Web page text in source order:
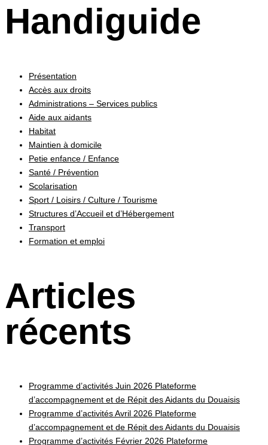
Handiguide
Présentation
Accès aux droits
Administrations – Services publics
Aide aux aidants
Habitat
Maintien à domicile
Petie enfance / Enfance
Santé / Prévention
Scolarisation
Sport / Loisirs / Culture / Tourisme
Structures d’Accueil et d’Hébergement
Transport
Formation et emploi
Articles
récents
Programme d’activités Juin 2026 Plateforme
d’accompagnement et de Répit des Aidants du Douaisis
Programme d’activités Avril 2026 Plateforme
d’accompagnement et de Répit des Aidants du Douaisis
Programme d’activités Février 2026 Plateforme